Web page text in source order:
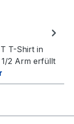
T-Shirt in
2 Arm erfüllt